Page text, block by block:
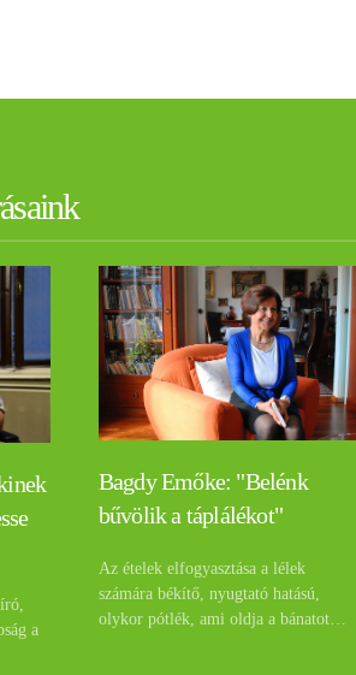
a
Bagdy Emőke: "Belénk
bűvölik a táplálékot"
Az ételek elfogyasztása a lélek
számára békítő, nyugtató hatású,
olykor pótlék, ami oldja a bánatot…